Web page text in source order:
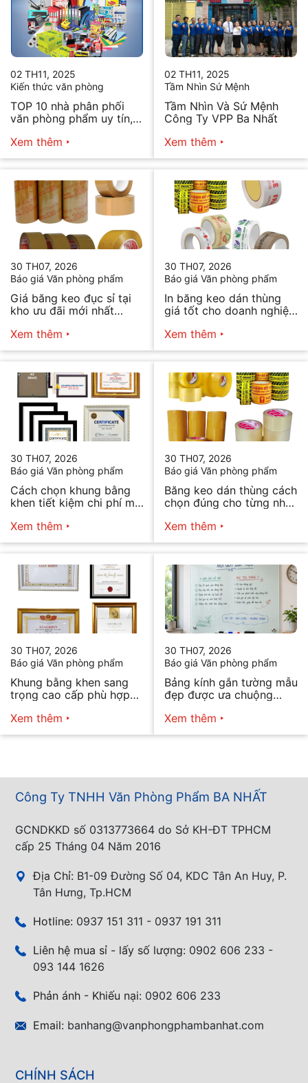
02 TH11, 2025
Kiến thức văn phòng
TOP 10 nhà phân phối
văn phòng phẩm uy tín,
Xem thêm
02 TH11, 2025
Tầm Nhìn Sứ Mệnh
Tầm Nhìn Và Sứ Mệnh
Công Ty VPP Ba Nhất
Xem thêm
30 TH07, 2026
Báo giá Văn phòng phẩm
Giá băng keo đục sỉ tại
kho ưu đãi mới nhất
Xem thêm
30 TH07, 2026
Báo giá Văn phòng phẩm
In băng keo dán thùng
giá tốt cho doanh nghiệp
Xem thêm
30 TH07, 2026
Báo giá Văn phòng phẩm
Cách chọn khung bằng
khen tiết kiệm chi phí mà
Xem thêm
30 TH07, 2026
Báo giá Văn phòng phẩm
Băng keo dán thùng cách
chọn đúng cho từng nhu
Xem thêm
30 TH07, 2026
Báo giá Văn phòng phẩm
Khung bằng khen sang
trọng cao cấp phù hợp
Xem thêm
30 TH07, 2026
Báo giá Văn phòng phẩm
Bảng kính gắn tường mẫu
đẹp được ưa chuộng
Xem thêm
Công Ty TNHH Văn Phòng Phẩm BA NHẤT
GCNDKKD số 0313773664 do Sở KH-ĐT TPHCM
cấp 25 Tháng 04 Năm 2016
Địa Chỉ: B1-09 Đường Số 04, KDC Tân An Huy, P.
Tân Hưng, Tp.HCM
Hotline: 0937 151 311 - 0937 191 311
Liên hệ mua sỉ - lấy số lượng: 0902 606 233 -
093 144 1626
Phản ánh - Khiếu nại: 0902 606 233
Email: banhang@vanphongphambanhat.com
CHÍNH SÁCH